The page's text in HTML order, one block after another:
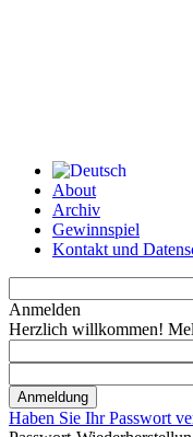
About
Archiv
Gewinnspiel
Kontakt und
Anmelden
Herzlich willkommen!
Haben Sie Ihr Passwort